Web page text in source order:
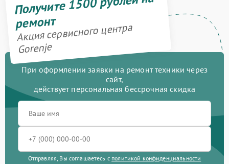
ремонт
Акция сервисного центра
Gorenje
При оформлении заявки на ремонт техники через
сайт,
действует персональная бессрочная скидка
Отправляя, Вы соглашаетесь с политикой конфиденциальности